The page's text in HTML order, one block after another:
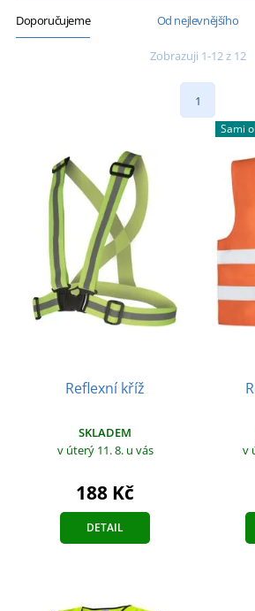
Doporučujeme Od nejlevnějšího
Zobrazuji 1-12 z 12
1
Reflexní kříž
SKLADEM
v úterý 11. 8. u vás
188 Kč
DETAIL
Sami
v